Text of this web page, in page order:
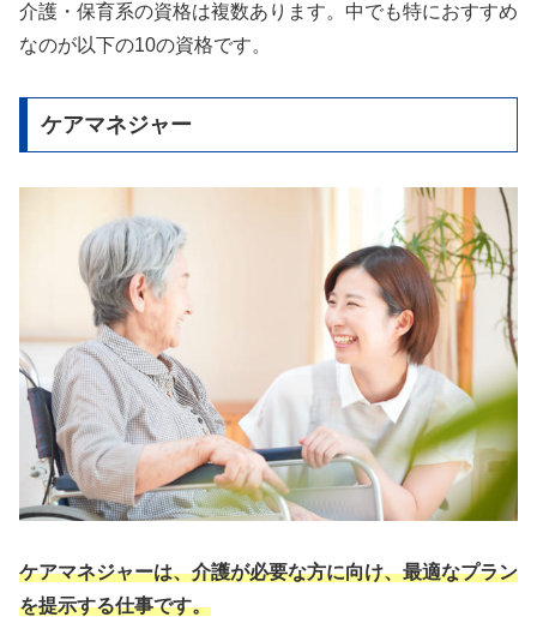
介護・保育系の資格は複数あります。中でも特におすすめ
なのが以下の10の資格です。
ケアマネジャー
ケアマネジャーは、介護が必要な方に向け、最適なプラン
を提示する仕事です。